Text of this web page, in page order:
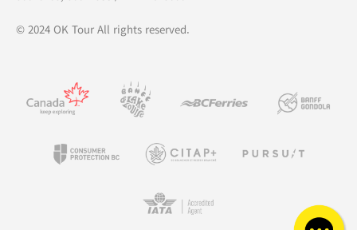
© 2024 OK Tour All rights reserved.